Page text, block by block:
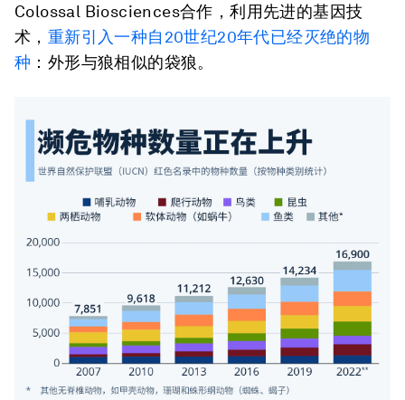
Colossal Biosciences合作，利用先进的基因技
术， 重新引入一种自20世纪20年代已经灭绝的物
种 ：外形与狼相似的袋狼。